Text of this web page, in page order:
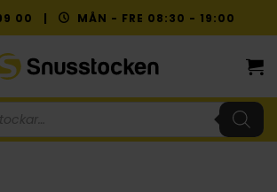
00 | MÅN - FRE 08:30 - 19:00